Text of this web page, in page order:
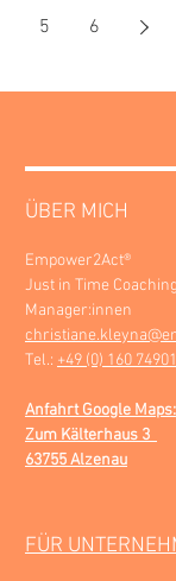
5 6
ÜBER MICH
Empower2Act®
Just in Time
Manager:innen
Tel.: +49 (0) 160
Anfahrt Google Maps:
Zum Kälterhaus 3
63755 Alzenau
FÜR